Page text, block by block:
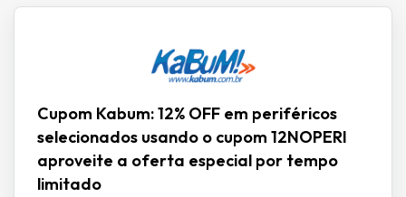
Cupom Kabum: 12% OFF em periféricos
selecionados usando o cupom 12NOPERI
aproveite a oferta especial por tempo
limitado